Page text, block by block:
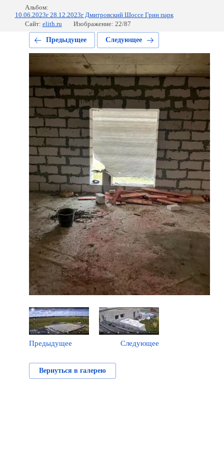
Альбом:
10.06.2023г 28.12.2023г Дмитровский Шоссе Грин парк
Сайт: elith.ru Изображение: 22/87
Предыдущее Следующее
Предыдущее Следующее
Вернуться в галерею